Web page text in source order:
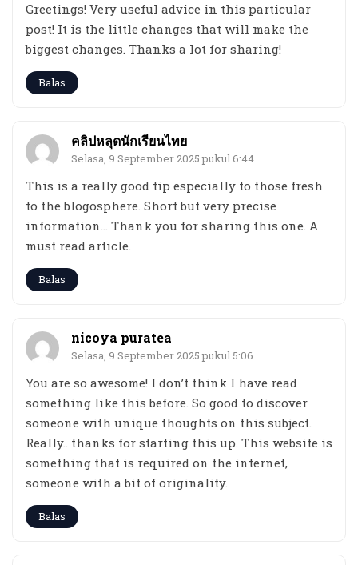
Greetings! Very useful advice in this particular
post! It is the little changes that will make the
biggest changes. Thanks a lot for sharing!
Balas
คลิปหลุดนักเรียนไทย
Selasa, 9 September 2025 pukul 6:44
This is a really good tip especially to those fresh
to the blogosphere. Short but very precise
information… Thank you for sharing this one. A
must read article.
Balas
nicoya puratea
Selasa, 9 September 2025 pukul 5:06
You are so awesome! I don’t think I have read
something like this before. So good to discover
someone with unique thoughts on this subject.
Really.. thanks for starting this up. This website is
something that is required on the internet,
someone with a bit of originality.
Balas